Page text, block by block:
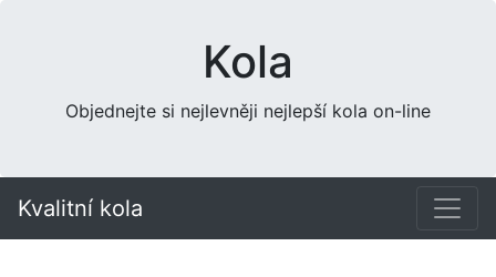
Kola
Objednejte si nejlevněji nejlepší kola on-line
Kvalitní kola